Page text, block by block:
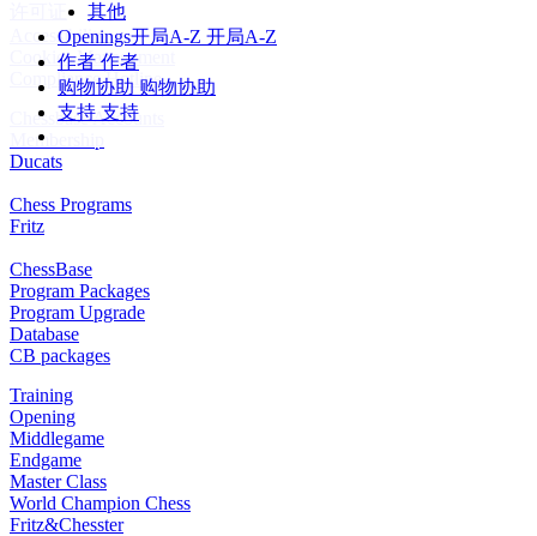
其他
Openings开局A-Z 开局A-Z
作者 作者
购物协助 购物协助
支持 支持
Accessibility
Cookies Management
Compliance Hotline
Chessbase Accounts
Membership
Ducats
Chess Programs
Fritz
ChessBase
Program Packages
Program Upgrade
Database
CB packages
Training
Opening
Middlegame
Endgame
Master Class
World Champion Chess
Fritz&Chesster